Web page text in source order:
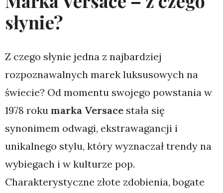
słynie?
Z czego słynie jedna z najbardziej
rozpoznawalnych marek luksusowych na
świecie? Od momentu swojego powstania w
1978 roku marka Versace stała się
synonimem odwagi, ekstrawagancji i
unikalnego stylu, który wyznaczał trendy na
wybiegach i w kulturze pop.
Charakterystyczne złote zdobienia, bogate